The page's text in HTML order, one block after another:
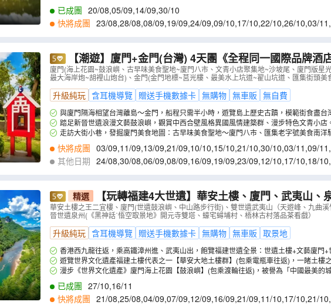
已成團 20/08,05/09,14/09,30/10
快將成團 23/08,28/08,08/09,19/09,24/09,09/10,17/10,22/10,26/10,03/11 ,
【潮遊】廈門+金門(台灣) 4天團《全程同一國際品牌酒
步行街、沙坡尾、金門地標~莒光樓、翟山坑道（
廈門(海上花園~鼓浪嶼、古早味美食聖地~廈門八市、文青小店聚集地~沙坡尾、廈門版星
最大海岸炮~胡裡山炮台)、金門(金門地標~莒光樓、最美水上坑道~翟山坑道、匯集街頭美
升級純玩 含耳機導覽 贈送手機數據卡 無購物 無車販 無自費
與廈門隔海相望台灣離島～金門，船程只需半小時，遊覽島上歷史古蹟，模範街食盡台
踏足新晉世遺浪漫文藝鼓浪嶼，觀賞中西合壁風格異國風情建築群、漫步特色文青小店
走訪大街小巷，發掘廈門美食地圖：古早味美食聖地～廈門八市、匯集老字號美食南
浪嶼吃貨天堂～龍頭路美食街。
快將成團 03/09,11/09,13/09,21/09,10/10,15/10,21/10,30/10,03/11 ,09/11 ,
2 05/12,06/12,11/12,16/12
其他日期 24/08,30/08,06/09,08/09,16/09,19/09,23/09,12/10,17/10,18/10,
精選 【玩轉福建4大世遺】華安土樓、廈門、武夷山、泉州6
樓之王二宜樓、廈門(世遺鼓浪嶼、中山路步行街)、雙世遺
(《黑神話˙悟空取景地》開元寺雙塔、蠔宅蟳埔村（
華安土樓之王二宜樓、廈門(世遺鼓浪嶼、中山路步行街)、雙世遺武夷山（天遊峰、九曲
晉世遺泉州(《黑神話˙悟空取景地》開元寺雙塔、蠔宅蟳埔村、梧林古村落品茶看戲）
升級純玩 含耳機導覽 贈送手機數據卡 無購物 無車販 取景地
香港西九龍往返，乘高鐵漳州進、武夷山出，飽覽福建世遺全景：世遺土樓+文藝廈門
+網紅+世遺全景遊覽，一次出遊不留遺憾。
遊覽世界文化遺產福建土樓代表之一【華安大地土樓群】(包乘電瓶車往返)，一睹土樓
漫步《世界文化遺產》廈門海上花園【鼓浪嶼】(包乘渡輪往返)，被譽為「中國最美的
已成團 27/10,16/11
快將成團 21/08,25/08,04/09,07/09,12/09,16/09,21/09,11/10,17/10,21/10,